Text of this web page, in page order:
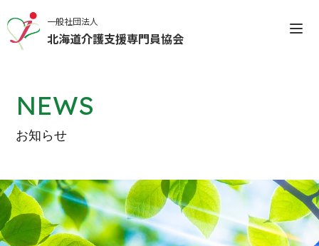
一般社団法人
北海道介護支援専門員協会
ログインする
NEWS
お知らせ